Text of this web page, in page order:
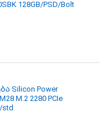
128GB/PSD/Bolt
Silicon Power
M.2 2280 PCIe
std